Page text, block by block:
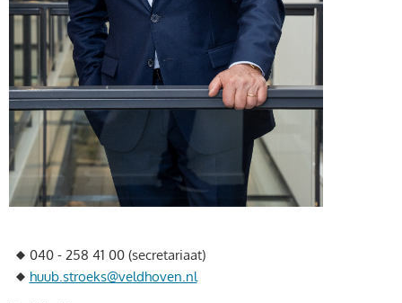
040 - 258 41 00 (secretariaat)
huub.stroeks@veldhoven.nl